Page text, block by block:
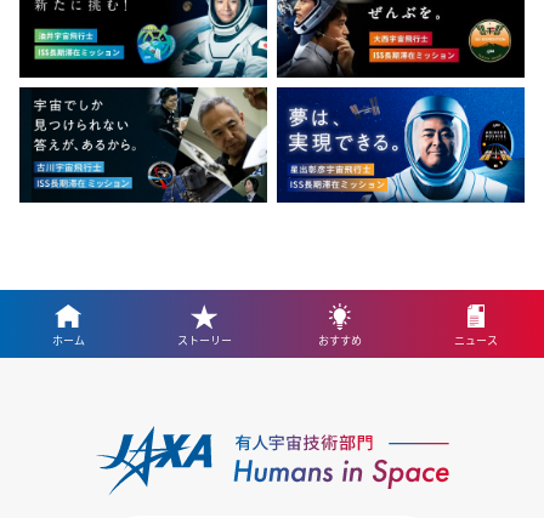
ホーム ストーリー おすすめ ニュース